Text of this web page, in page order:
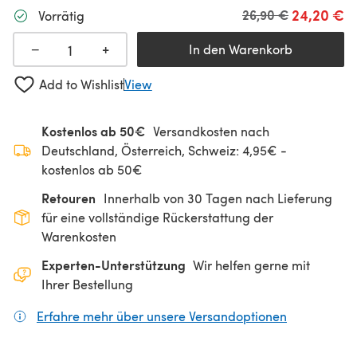
Vorrätig
24,20 €
Alter Preis
26,90 €
− + In den Warenkorb
Add to WishlistView
Kostenlos ab 50€ Versandkosten nach
Deutschland, Österreich, Schweiz: 4,95€ -
kostenlos ab 50€
Retouren Innerhalb von 30 Tagen nach Lieferung
für eine vollständige Rückerstattung der
Warenkosten
Experten-Unterstützung Wir helfen gerne mit
Ihrer Bestellung
Erfahre mehr über unsere Versandoptionen